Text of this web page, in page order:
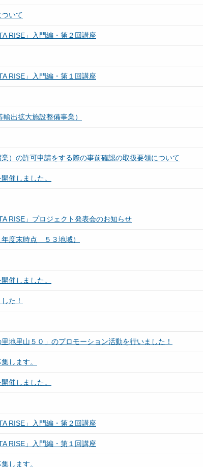
いて
RISE」入門編・第２回講座
RISE」入門編・第１回講座
出拡大施設整備事業）
）の許可申請をする際の事前確認の取扱要領について
催しました。
RISE」プロジェクト発表会のお知らせ
度末時点 ５３地域）
催しました。
た！
地里山５０」のプロモーション活動を行いました！
します。
催しました。
RISE」入門編・第２回講座
RISE」入門編・第１回講座
します。